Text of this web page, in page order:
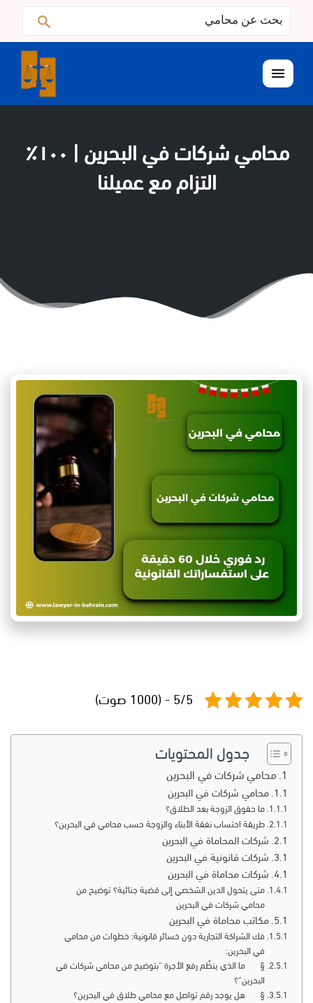
البحث
عن:
القائمة
محامي شركات في البحرين | ١٠٠٪
التزام مع عميلنا
5/5 - (1000 صوت)
جدول المحتويات
محامي شركات في البحرين
محامي شركات في البحرين
ما حقوق الزوجة بعد الطلاق؟
طريقة احتساب نفقة الأبناء والزوجة حسب محامي في البحرين؟
شركات المحاماة في البحرين
شركات قانونية في البحرين
شركات محاماة في البحرين
متى يتحول الدين الشخصي إلى قضية جنائية؟ توضيح من
محامي شركات في البحرين
مكاتب محاماة في البحرين
فك الشراكة التجارية دون خسائر قانونية: خطوات من محامي
في البحرين:
§ ما الذي ينظّم رفع الأجرة “بتوضيح من محامي شركات في
البحرين“؟
§ هل يوجد رقم تواصل مع محامي طلاق في البحرين؟